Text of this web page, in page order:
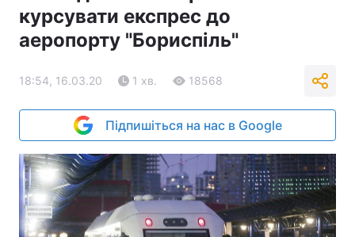
курсувати експрес до
аеропорту "Бориспіль"
18:54, 16.03.20 1 хв. 18568
Підпишіться на нас в Google